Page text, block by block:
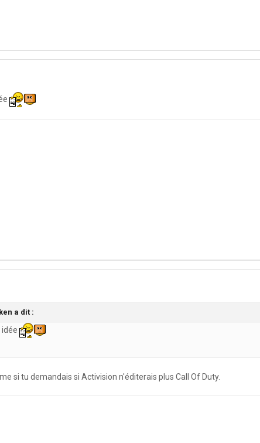
a dit :
si tu demandais si Activision n'éditerais plus Call Of Duty.